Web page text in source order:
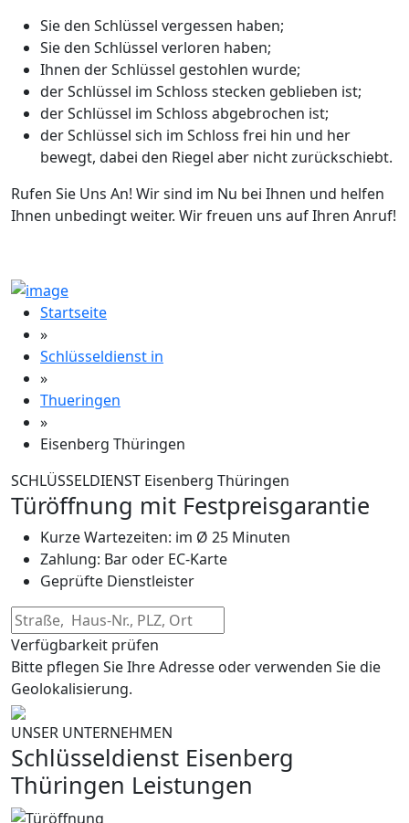
Sie den Schlüssel vergessen haben;
Sie den Schlüssel verloren haben;
Ihnen der Schlüssel gestohlen wurde;
der Schlüssel im Schloss stecken geblieben ist;
der Schlüssel im Schloss abgebrochen ist;
der Schlüssel sich im Schloss frei hin und her
bewegt, dabei den Riegel aber nicht zurückschiebt.
Rufen Sie Uns An! Wir sind im Nu bei Ihnen und helfen
Ihnen unbedingt weiter. Wir freuen uns auf Ihren Anruf!
Startseite
»
Schlüsseldienst in
»
Thueringen
»
Eisenberg Thüringen
SCHLÜSSELDIENST Eisenberg Thüringen
Türöffnung mit Festpreisgarantie
Kurze Wartezeiten: im Ø 25 Minuten
Zahlung: Bar oder EC-Karte
Geprüfte Dienstleister
Verfügbarkeit prüfen
Bitte pflegen Sie Ihre Adresse oder verwenden Sie die
Geolokalisierung.
UNSER UNTERNEHMEN
Schlüsseldienst Eisenberg
Thüringen Leistungen